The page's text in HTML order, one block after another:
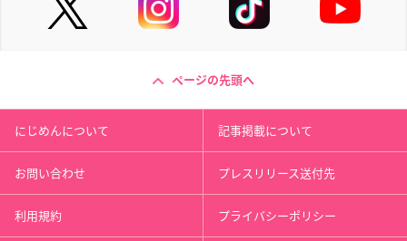
ページの先頭へ
にじめんについて 記事掲載について
お問い合わせ プレスリリース送付先
利用規約 プライバシーポリシー